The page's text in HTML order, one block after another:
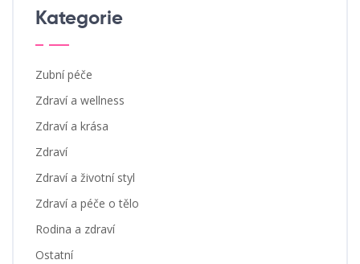
Kategorie
Zubní péče
Zdraví a wellness
Zdraví a krása
Zdraví
Zdraví a životní styl
Zdraví a péče o tělo
Rodina a zdraví
Ostatní